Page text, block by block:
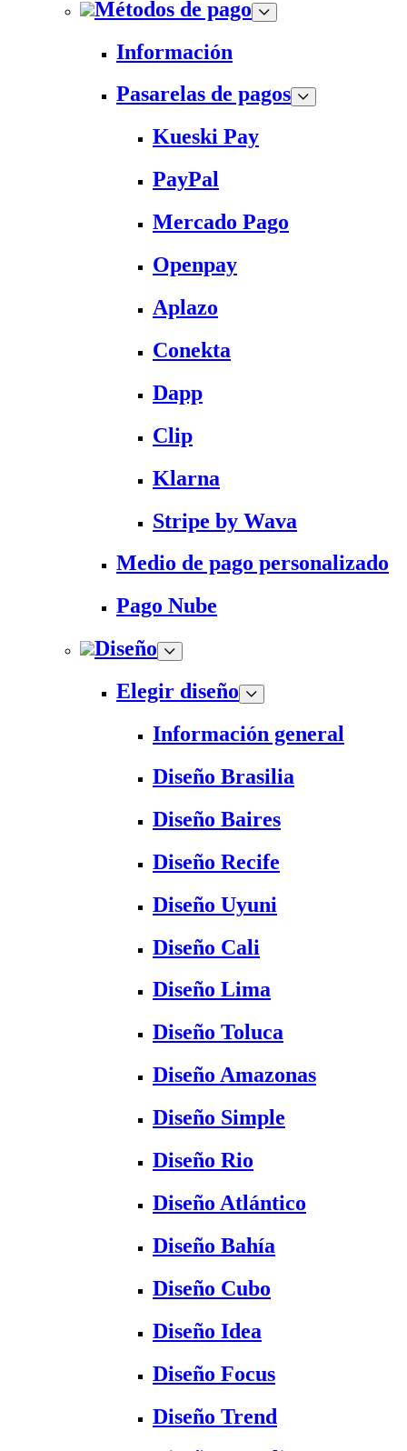
Métodos de pago
Información
Pasarelas de pagos
Kueski Pay
PayPal
Mercado Pago
Openpay
Aplazo
Conekta
Dapp
Clip
Klarna
Stripe by Wava
Medio de pago personalizado
Pago Nube
Diseño
Elegir diseño
Información general
Diseño Brasilia
Diseño Baires
Diseño Recife
Diseño Uyuni
Diseño Cali
Diseño Lima
Diseño Toluca
Diseño Amazonas
Diseño Simple
Diseño Rio
Diseño Atlántico
Diseño Bahía
Diseño Cubo
Diseño Idea
Diseño Focus
Diseño Trend